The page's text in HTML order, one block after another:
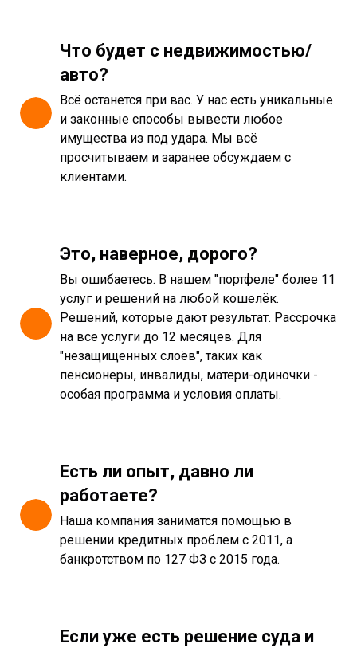
Что будет с недвижимостью/
авто?
Всё останется при вас. У нас есть уникальные
и законные способы вывести любое
имущества из под удара. Мы всё
просчитываем и заранее обсуждаем с
клиентами.
Это, наверное, дорого?
Вы ошибаетесь. В нашем "портфеле" более 11
услуг и решений на любой кошелёк.
Решений, которые дают результат. Рассрочка
на все услуги до 12 месяцев. Для
"незащищенных слоёв", таких как
пенсионеры, инвалиды, матери-одиночки -
особая программа и условия оплаты.
Есть ли опыт, давно ли
работаете?
Наша компания заниматся помощью в
решении кредитных проблем с 2011, а
банкротством по 127 ФЗ с 2015 года.
Если уже есть решение суда и